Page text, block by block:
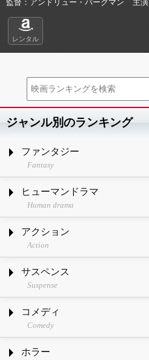
監督
アンドリュー・バーグマン 主演
レンタル
ジャンル別のランキング
ファンタジー
Fantasy
ヒューマンドラマ
Human drama
アクション
Action
サスペンス
Suspense
コメディ
Comedy
ホラー